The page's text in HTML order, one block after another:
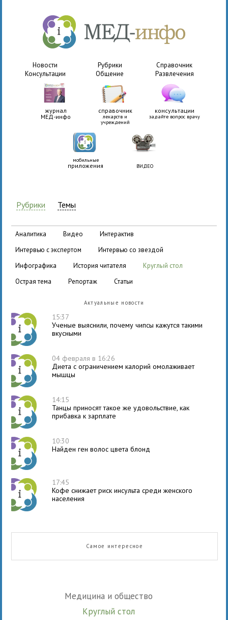
Новости Рубрики
Справочник
Консультации
Общение Развлечения
журнал
МЕД-инфо
справочник
лекарств и
учреждений
консультации
задайте вопрос врачу
мобильные
приложения ВИДЕО
Рубрики Темы
аналитика видео
интерактив
интервью с экспертом
интервью со звездой
инфографика
история читателя
круглый стол
острая тема
репортаж статьи
Актуальные новости
15:37
Ученые выяснили, почему чипсы кажутся такими
вкусными
04 февраля в 16:26
Диета с ограничением калорий омолаживает
мышцы
14:15
Танцы приносят такое же удовольствие, как
прибавка к зарплате
10:30
Найден ген волос цвета блонд
17:45
Кофе снижает риск инсульта среди женского
населения
Самое интересное
Медицина и общество
Круглый стол